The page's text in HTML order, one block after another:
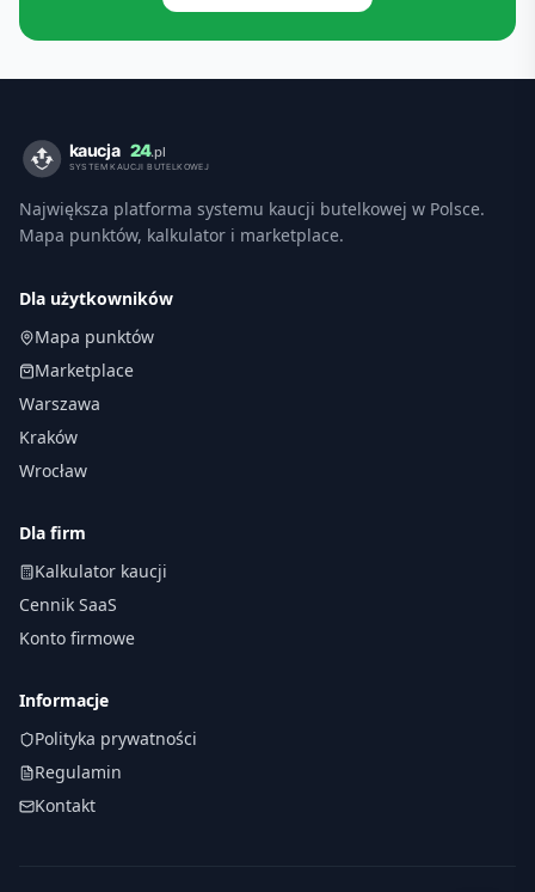
Największa platforma systemu kaucji butelkowej w Polsce.
Mapa punktów, kalkulator i marketplace.
Dla użytkowników
Mapa punktów
Marketplace
Warszawa
Kraków
Wrocław
Dla firm
Kalkulator kaucji
Cennik SaaS
Konto firmowe
Informacje
Polityka prywatności
Regulamin
Kontakt